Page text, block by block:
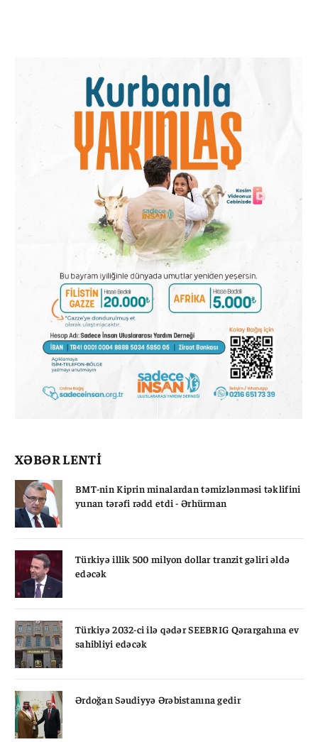
XƏBƏR LENTİ
BMT-nin Kiprin minalardan təmizlənməsi təklifini
yunan tərəfi rədd etdi - Ərhürman
Türkiyə illik 500 milyon dollar tranzit gəliri əldə
edəcək
Türkiyə 2032-ci ilə qədər SEEBRIG Qərargahına ev
sahibliyi edəcək
Ərdoğan Səudiyyə Ərəbistanına gedir